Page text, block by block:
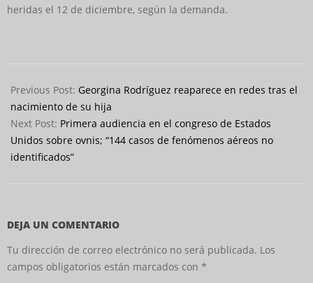
heridas el 12 de diciembre, según la demanda.
05-
17
Previous Post: Georgina Rodríguez reaparece en redes tras el
nacimiento de su hija
Next Post: Primera audiencia en el congreso de Estados
Unidos sobre ovnis; “144 casos de fenómenos aéreos no
identificados”
DEJA UN COMENTARIO
Tu dirección de correo electrónico no será publicada. Los
campos obligatorios están marcados con *